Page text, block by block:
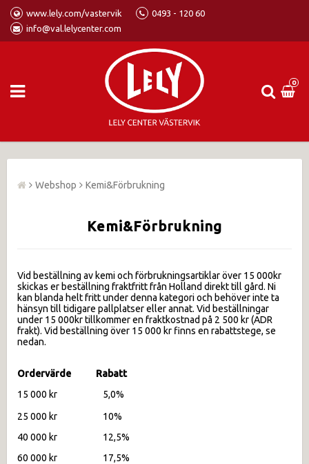
www.lely.com/vastervik
0493 - 120 60
info@val.lelycenter.com
0
Webshop Kemi&Förbrukning
Kemi&Förbrukning
Vid beställning av kemi och förbrukningsartiklar över 15 000kr
skickas er beställning fraktfritt från Holland direkt till gård. Ni
kan blanda helt fritt under denna kategori och behöver inte ta
hänsyn till tidigare pallplatser eller annat. Vid beställningar
under 15 000kr tillkommer en fraktkostnad på 2 500 kr (ADR
frakt). Vid beställning över 15 000 kr finns en rabattstege, se
nedan.
Ordervärde Rabatt
15 000 kr 5,0%
25 000 kr 10%
40 000 kr 12,5%
60 000 kr 17,5%